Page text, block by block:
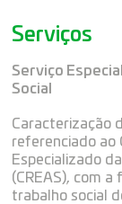
Serviços
Serviço
Social
Caracterização
referenciado ao
Especializado
(CREAS), com
trabalho social